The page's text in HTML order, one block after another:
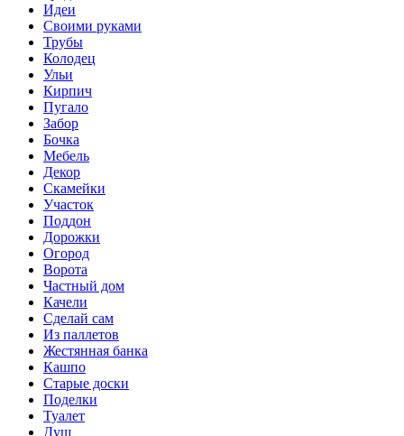
Идеи
Своими руками
Трубы
Колодец
Ульи
Кирпич
Пугало
Забор
Бочка
Мебель
Декор
Скамейки
Участок
Поддон
Дорожки
Огород
Ворота
Частный дом
Качели
Сделай сам
Из паллетов
Жестянная банка
Кашпо
Старые доски
Поделки
Туалет
Душ